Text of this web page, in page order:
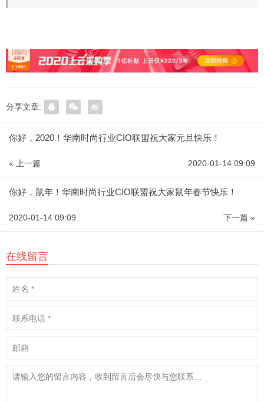
分享文章:
你好，2020！华南时尚行业CIO联盟祝大家元旦快乐！
« 上一篇 2020-01-14 09:09
你好，鼠年！华南时尚行业CIO联盟祝大家鼠年春节快乐！
下一篇 »
2020-01-14 09:09
在线留言